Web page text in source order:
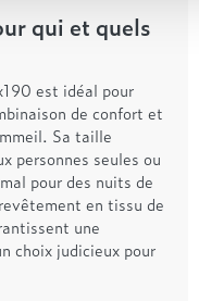
qui et quels
est idéal pour
de confort et
Sa taille
personnes seules ou
pour des nuits de
en tissu de
une
choix judicieux pour